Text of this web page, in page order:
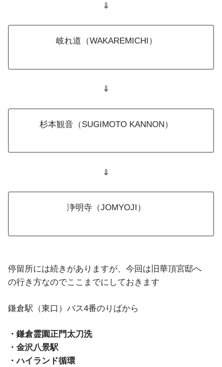
⇓
岐れ道（WAKAREMICHI）
⇓
杉本観音（SUGIMOTO KANNON）
⇓
浄明寺（JOMYOJI）
停留所には続きがありますが、今回は旧華頂宮邸へ
の行き方なのでここまでにしておきます
鎌倉駅（東口）バス4番のりばから
・鎌倉霊園正門太刀洗
・金沢八景駅
・ハイランド循環